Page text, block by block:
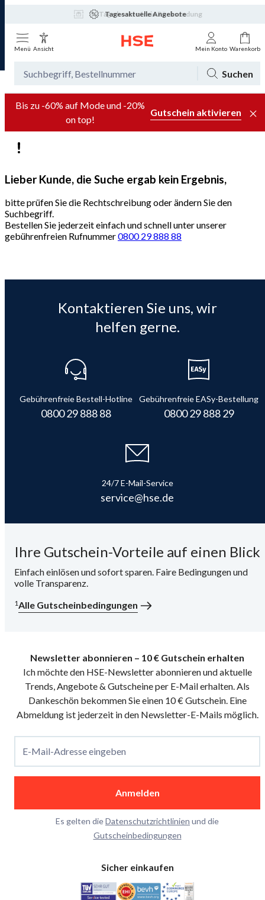
Tagesaktuelle Angebote
Menü Ansicht Mein Konto Warenkorb
Suchen
Bis zu -60% auf Mode und -20%
on top!
Gutschein aktivieren
Lieber Kunde, die Suche ergab kein Ergebnis,
bitte prüfen Sie die Rechtschreibung oder ändern Sie den
Suchbegriff.
Bestellen Sie jederzeit einfach und schnell unter unserer
gebührenfreien Rufnummer0800 29 888 88
Kontaktieren Sie uns, wir
helfen gerne.
Gebührenfreie Bestell-Hotline
0800 29 888 88
Gebührenfreie EASy-Bestellung
0800 29 888 29
24/7 E-Mail-Service
service@hse.de
Ihre Gutschein-Vorteile auf einen Blick
Einfach einlösen und sofort sparen. Faire Bedingungen und
volle Transparenz.
1Alle Gutscheinbedingungen
Newsletter abonnieren – 10 € Gutschein erhalten
Ich möchte den HSE-Newsletter abonnieren und aktuelle
Trends, Angebote & Gutscheine per E-Mail erhalten. Als
Dankeschön bekommen Sie einen 10 € Gutschein. Eine
Abmeldung ist jederzeit in den Newsletter-E-Mails möglich.
E-Mail-Adresse eingeben
Anmelden
Es gelten dieDatenschutzrichtlinien und die
Gutscheinbedingungen
Sicher einkaufen